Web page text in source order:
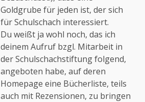
Goldgrube für jeden ist, der sich
für Schulschach interessiert.
Du weißt ja wohl noch, das ich
deinem Aufruf bzgl. Mitarbeit in
der Schulschachstiftung folgend,
angeboten habe, auf deren
Homepage eine Bücherliste, teils
auch mit Rezensionen, zu bringen